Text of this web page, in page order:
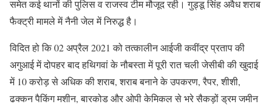
समेत कई थानों की पुलिस व राजस्व टीम मौजूद रही। गुड्डू सिंह अवैध शराब
फैक्ट्री मामले में नैनी जेल में निरुद्ध है।
विदित हो कि 02 अप्रैल 2021 को तत्कालीन आईजी कवींद्र प्रताप की
अगुआई में दोपहर बाद हथिगवां के नौबस्ता में पूरी रात चली जेसीबी की खुदाई
में 10 करोड़ से अधिक की शराब, शराब बनाने के उपकरण, रैपर, शीशी,
ढक्कन पैकिंग मशीन, बारकोड और ओपी केमिकल से भरे सैकड़ों ड्रम जमीन